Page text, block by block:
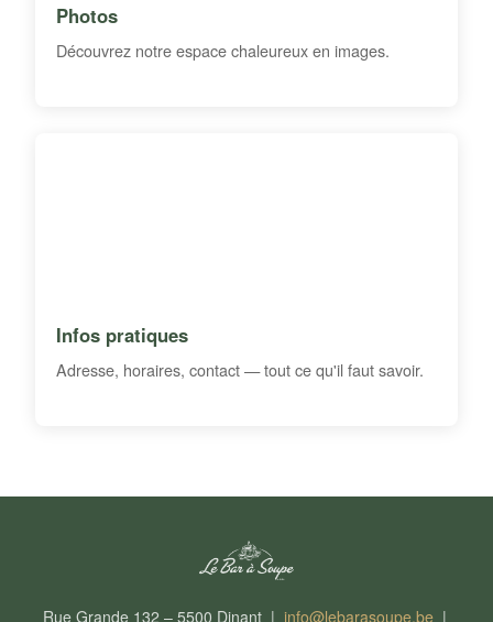
Photos
Découvrez notre espace chaleureux en images.
Infos pratiques
Adresse, horaires, contact — tout ce qu'il faut savoir.
Rue Grande 132 – 5500 Dinant | info@lebarasoupe.be|